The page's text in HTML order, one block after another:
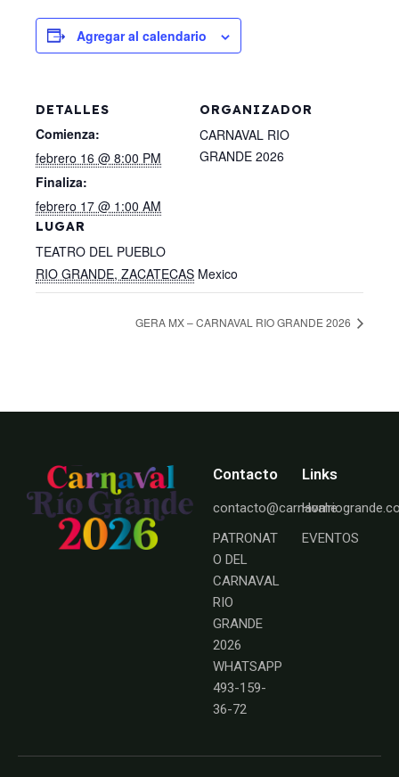
Agregar al calendario
DETALLES
Comienza:
febrero 16 @ 8:00 PM
Finaliza:
febrero 17 @ 1:00 AM
LUGAR
TEATRO DEL PUEBLO
RIO GRANDE, ZACATECAS Mexico
ORGANIZADOR
CARNAVAL RIO
GRANDE 2026
GERA MX – CARNAVAL RIO GRANDE 2026
Contacto
PATRONAT
O DEL
CARNAVAL
RIO
GRANDE
2026
WHATSAPP
493-159-
36-72
Links
Home
EVENTOS